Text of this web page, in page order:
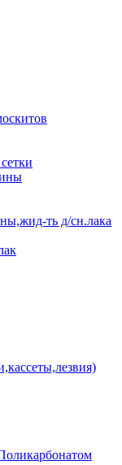
ть д/сн.лака